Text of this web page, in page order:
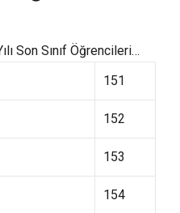
Son Sınıf Öğrencileri…
151
152
153
154